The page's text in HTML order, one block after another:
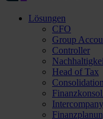
Lösungen
CFO
Group
Controller
Head of Tax